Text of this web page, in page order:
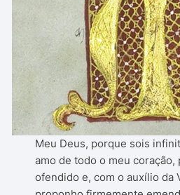
Meu Deus, porque sois
amo de todo o meu
ofendido e, com o auxílio da